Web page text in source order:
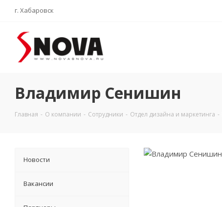
г. Хабаровск
Владимир Сенишин
Главная - О компании - Сотрудники - Отдел дизайна и маркетинга -
Новости
Вакансии